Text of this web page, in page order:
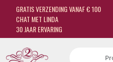
GRATIS VERZENDING VANAF € 100
CHAT MET LINDA
30 JAAR ERVARING